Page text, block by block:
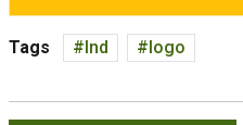
Tags lnd logo